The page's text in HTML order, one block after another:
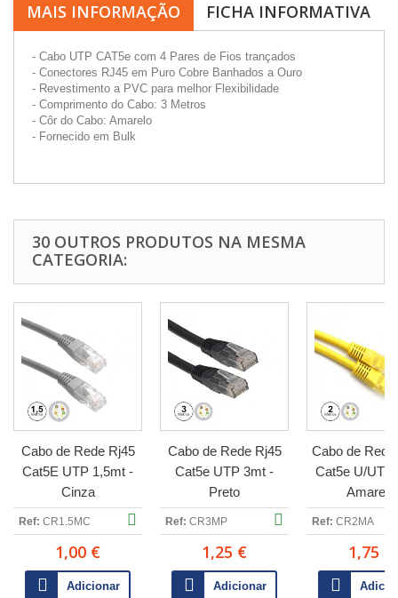
MAIS INFORMAÇÃO FICHA INFORMATIVA
- Cabo UTP CAT5e com 4 Pares de Fios trançados
- Conectores RJ45 em Puro Cobre Banhados a Ouro
- Revestimento a PVC para melhor Flexibilidade
- Comprimento do Cabo: 3 Metros
- Côr do Cabo: Amarelo
- Fornecido em Bulk
30 OUTROS PRODUTOS NA MESMA
CATEGORIA:
Cabo de Rede Rj45
Cat5E UTP 1,5mt -
Cinza
Ref: CR1.5MC
1,00 €
Adicionar
Cabo de Rede Rj45
Cat5e UTP 3mt -
Preto
Ref: CR3MP
1,25 €
Adicionar
Cabo de
Cat5e U/UTP
Amarelo
Ref: CR2MA
1,75 €